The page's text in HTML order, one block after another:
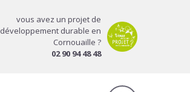
vous avez un projet de
développement durable en
Cornouaille ?
02 90 94 48 48